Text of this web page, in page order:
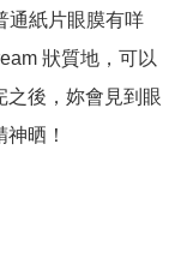
通紙片眼膜有咩
狀質地，可以
之後，妳會見到眼
晒！